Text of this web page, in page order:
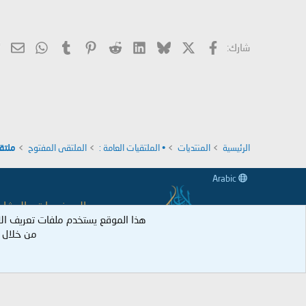
شارك: فيسبوك Bluesky
LinkedIn
Reddit
Pinterest
Tumblr
الرئيسية المنتديات • الملتقيات العامة : الملتقى المفتوح
جميع الموضوعات
وكل عضو نكل
جميع
هذا الموقع يستخدم ملفات تعريف
من خلال